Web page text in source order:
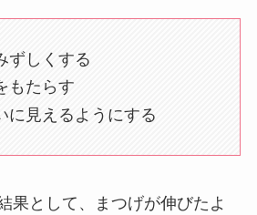
ずしくする
もたらす
に見えるようにする
果として、まつげが伸びたよ